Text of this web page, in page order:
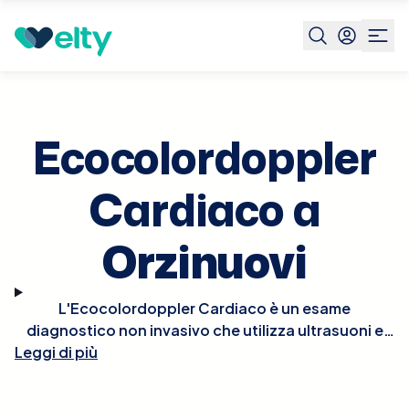
Prenota visita Orzinuovi
Ecocolordoppler
Cardiaco a
Orzinuovi
L'Ecocolordoppler Cardiaco è un esame
diagnostico non invasivo che utilizza ultrasuoni e
tecnologia Doppler per visualizzare in tempo reale le
Leggi di più